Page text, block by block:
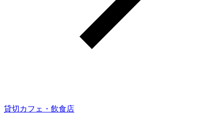
貸切カフェ・飲食店